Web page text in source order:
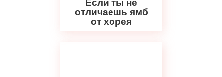
Если ты не
отличаешь ямб
от хорея